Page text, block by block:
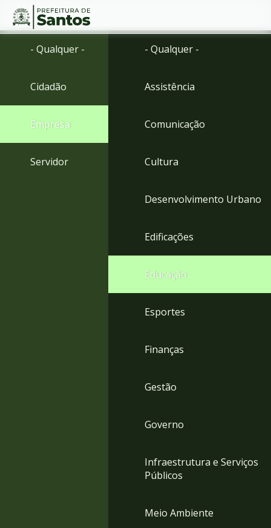
Ir
Ir
menu
Conteúdo
- Qualquer -
Cidadão
Empresa
Servidor
- Qualquer -
Assistência
Comunicação
Cultura
Desenvolvimento Urbano
Edificações
Educação
Esportes
Finanças
Gestão
Governo
Infraestrutura e Serviços
Públicos
Meio Ambiente